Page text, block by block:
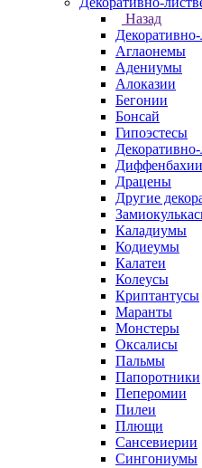
Назад
Аглаонемы
Адениумы
Алоказии
Бегонии
Бонсай
Гипоэстесы
Диффенбахии
Драцены
Другие
Каладиумы
Кодиеумы
Калатеи
Колеусы
Криптантусы
Маранты
Монстеры
Оксалисы
Пальмы
Папоротники
Пеперомии
Пилеи
Плющи
Сансевиерии
Сингониумы